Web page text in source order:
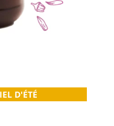
D'ÉTÉ